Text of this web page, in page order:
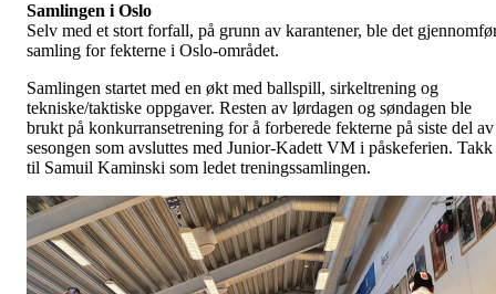
Samlingen i Oslo
Selv med et stort forfall, på grunn av karantener, ble det
samling for fekterne i Oslo-området.
Samlingen startet med en økt med ballspill, sirkeltrening og
tekniske/taktiske oppgaver. Resten av lørdagen og søndagen ble
brukt på konkurransetrening for å forberede fekterne på siste del av
sesongen som avsluttes med Junior-Kadett VM i påskeferien. Takk
til Samuil Kaminski som ledet treningssamlingen.